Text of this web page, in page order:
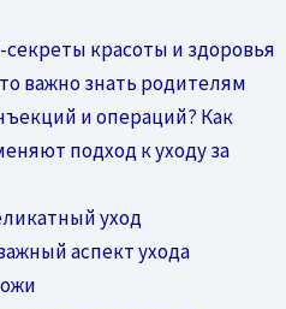
секреты красоты и здоровья
важно знать родителям
и операций? Как
подход к уходу за
уход
аспект ухода